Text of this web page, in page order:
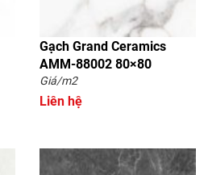
Gạch Grand Ceramics
AMM-88002 80×80
Giá/m2
Liên hệ